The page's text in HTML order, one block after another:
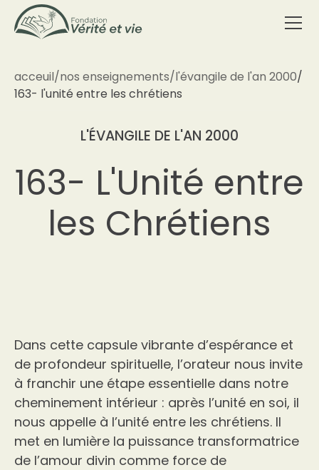
acceuil/nos enseignements/l'évangile de l'an 2000/
163- l'unité entre les chrétiens
L'ÉVANGILE DE L'AN 2000
163- L'Unité entre
les Chrétiens
Dans cette capsule vibrante d’espérance et
de profondeur spirituelle, l’orateur nous invite
à franchir une étape essentielle dans notre
cheminement intérieur : après l’unité en soi, il
nous appelle à l’unité entre les chrétiens. Il
met en lumière la puissance transformatrice
de l’amour divin comme force de